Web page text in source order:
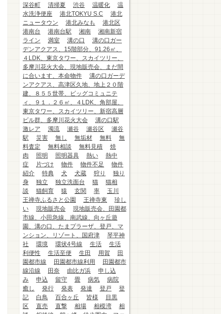
深谷町
清掃夏 渋谷 温暖化
温
水洗浄便座
港北TOKYU S.C
港北
ニュータウン
港北みなも
港北区
港南台
港南台駅 湘南
湘南新宿
ライン
満室 溝の口
溝の口ガー
デンアクアス、15階部分、91.26㎡、
４LDK、東京タワー、スカイツリー、
多摩川花火大会、現地販売会、まだ間
に合います、本命物件
溝の口ガーデ
ンアクアス、高津区久地、地上２０階
建、８５５世帯、ビッグコミュニテ
ィ、９１．２６㎡、４LDK、角部屋、
東京タワー、スカイツリー、新宿高層
ビル群、多摩川花火大会
溝の口駅
激レア
濁流 瀬谷 瀬谷区
瀬谷
駅
災害 無し 無垢材 無料
無
料査定
無料相談 無料見積
焼
肉
照明 照明器具 熱い
熱中
症
片づけ 物件 物件不足
物件
紹介
特典 犬 犬蔵 狩り
独り
身
独立 独立洗面台 猫
猫相
談
猫飼育 猿 玄関 率
玉川
王禅寺ふるさと公園
王禅寺東
珍し
い
現地販売会
現地販売会、田園都
市線、小田急線、南武線、向ヶ丘遊
園、溝の口、たまプラーザ、登戸、マ
ンション、リゾート、国府津
琴平神
社
環境 環状4号線 生活
生活
利便性
生活至便 生田 用賀
田
園都市線
田園都市線利用
田園都市
線沿線
田奈 由比ガ浜
申し込
み
申込 留守 畳 病気
病院
癒し
発行 発表 発達 登戸
登
記
白鳥 百合ヶ丘 皆様
目黒
区
直売 直撃 相場 相模湾
相